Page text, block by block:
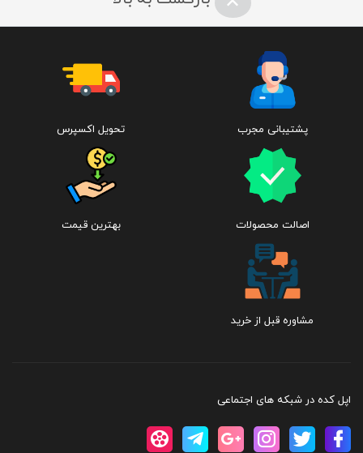
ظرفیت حافظه :‌
عرض
پشتیبانی مجرب تحویل اکسپرس
اصالت محصولات بهترین قیمت
مشاوره قبل از خرید
اپل کده در شبکه های اجتماعی